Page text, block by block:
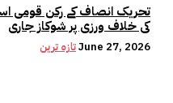
تحریک انصاف کے رکن قومی
کی خلاف ورزی پر شوکاز جاری
تازہ ترینJune 27, 2026